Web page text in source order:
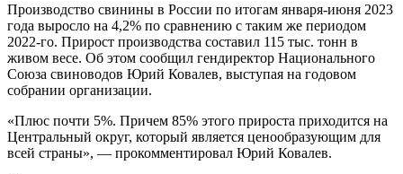
Производство свинины в России по итогам января-июня 2023
года выросло на 4,2% по сравнению с таким же периодом
2022-го. Прирост производства составил 115 тыс. тонн в
живом весе. Об этом сообщил гендиректор Национального
Союза свиноводов Юрий Ковалев, выступая на годовом
собрании организации.
«Плюс почти 5%. Причем 85% этого прироста приходится на
Центральный округ, который является ценообразующим для
всей страны», — прокомментировал Юрий Ковалев.